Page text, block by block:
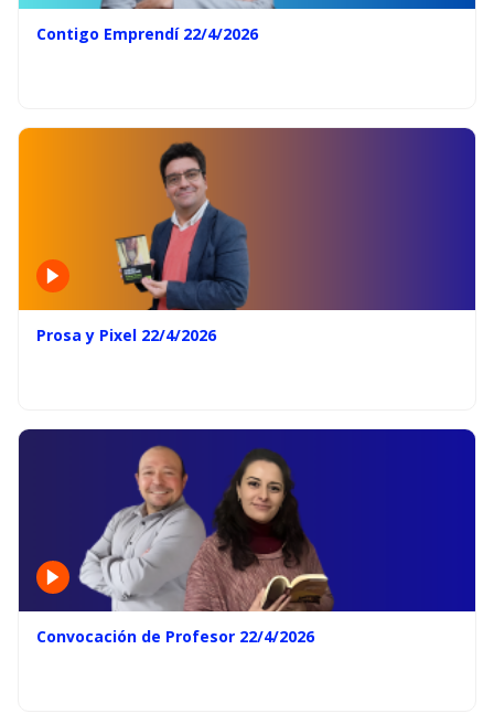
Contigo Emprendí 22/4/2026
Prosa y Pixel 22/4/2026
Convocación de Profesor 22/4/2026